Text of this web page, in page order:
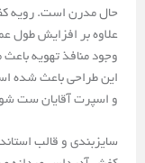
حال مدرن است. رویه
علاوه بر افزایش طول
وجود منافذ تهویه
این طراحی باعث شده
و اسپرت آقایان ست
سایزبندی و قالب